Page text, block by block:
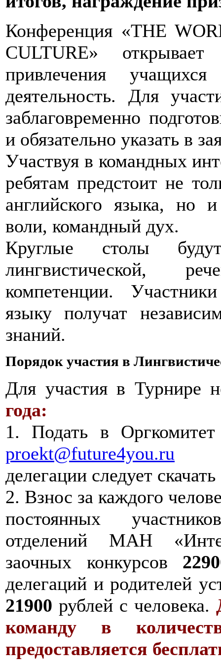
Конференция «THE
CULTURE»
привлечения учащихся
деятельность. Для
заблаговременно
и обязательно указать в
Участвуя в командных
ребятам предстоит не
английского языка, но
воли, командный дух.
Круглые столы
лингвистической,
компетенции.
языку получат
знаний.
Порядок участия в
Для участия в Турнире
года:
1. Подать в Оргкомитет
proekt@future4you.ru
делегации следует
2. Взнос за каждого
постоянных
отделений МАН
заочных конкурсов
делегаций и родителей
21900 рублей с человека.
команду в
предоставляется